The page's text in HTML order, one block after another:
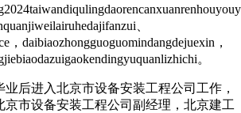
、
，daibiaozhongguoguomindangdejuexin，
。
进入北京市设备安装工程公司工作，
京市设备安装工程公司副经理，北京建工